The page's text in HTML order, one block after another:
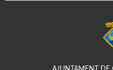
AJUNTAMENT DE